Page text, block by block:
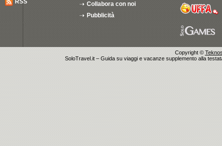
RSS
Collabora con noi
Pubblicità
Copyright ©
SoloTravel.it – Guida su viaggi e vacanze supplemento alla